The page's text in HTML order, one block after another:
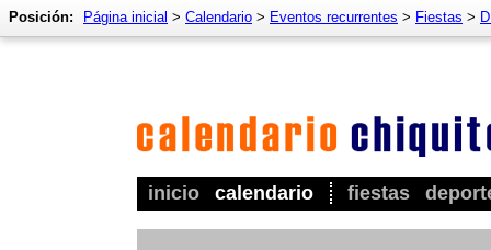
inicio calendario fiestas
Posición: Página inicial > Calendario > Eventos recurrentes > Fiestas >